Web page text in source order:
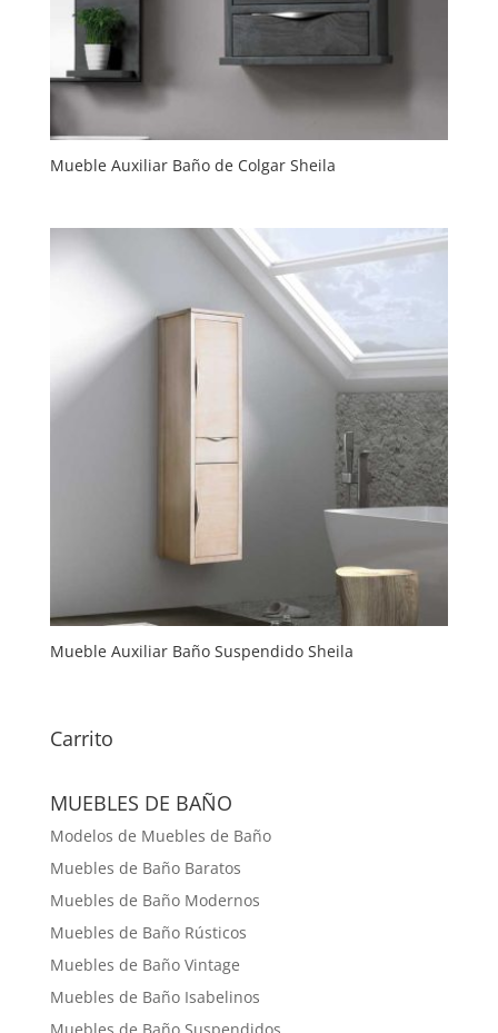
Mueble Auxiliar Baño de Colgar Sheila
Mueble Auxiliar Baño Suspendido Sheila
Carrito
MUEBLES DE BAÑO
Modelos de Muebles de Baño
Muebles de Baño Baratos
Muebles de Baño Modernos
Muebles de Baño Rústicos
Muebles de Baño Vintage
Muebles de Baño Isabelinos